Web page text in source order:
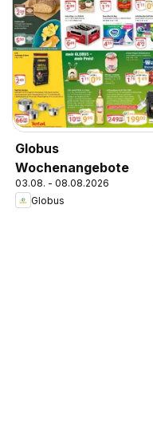
Globus
Wochenangebote
03.08. - 08.08.2026
Globus